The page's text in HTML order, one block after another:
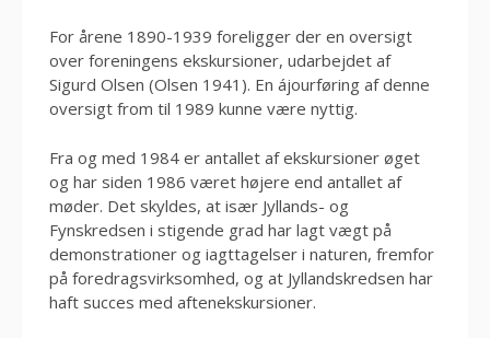
For årene 1890-1939 foreligger der en oversigt
over foreningens ekskursioner, udarbejdet af
Sigurd Olsen (Olsen 1941). En ájourføring af denne
oversigt from til 1989 kunne være nyttig.
Fra og med 1984 er antallet af ekskursioner øget
og har siden 1986 været højere end antallet af
møder. Det skyldes, at især Jyllands- og
Fynskredsen i stigende grad har lagt vægt på
demonstrationer og iagttagelser i naturen, fremfor
på foredragsvirksomhed, og at Jyllandskredsen har
haft succes med aftenekskursioner.